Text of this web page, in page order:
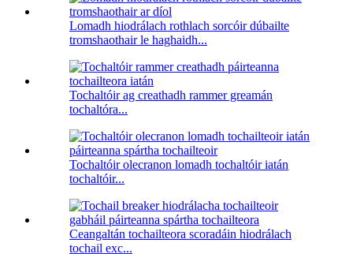
Lomadh hiodrálach rothlach sorcóir dúbailte
tromshaothair le haghaidh...
Tochaltóir ag creathadh rammer greamán
tochaltóra...
Tochaltóir olecranon lomadh tochaltóir iatán
tochaltóir...
Ceangaltán tochailteora scoradáin hiodrálach
tochail exc...